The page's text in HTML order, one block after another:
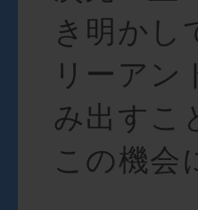
き明かし
リーアン
み出すこ
この機会